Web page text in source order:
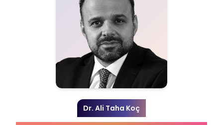
Dr. Ali Taha Koç